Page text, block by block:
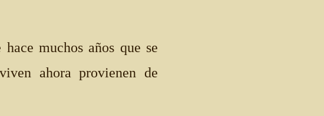
muchos años que se
ahora provienen de